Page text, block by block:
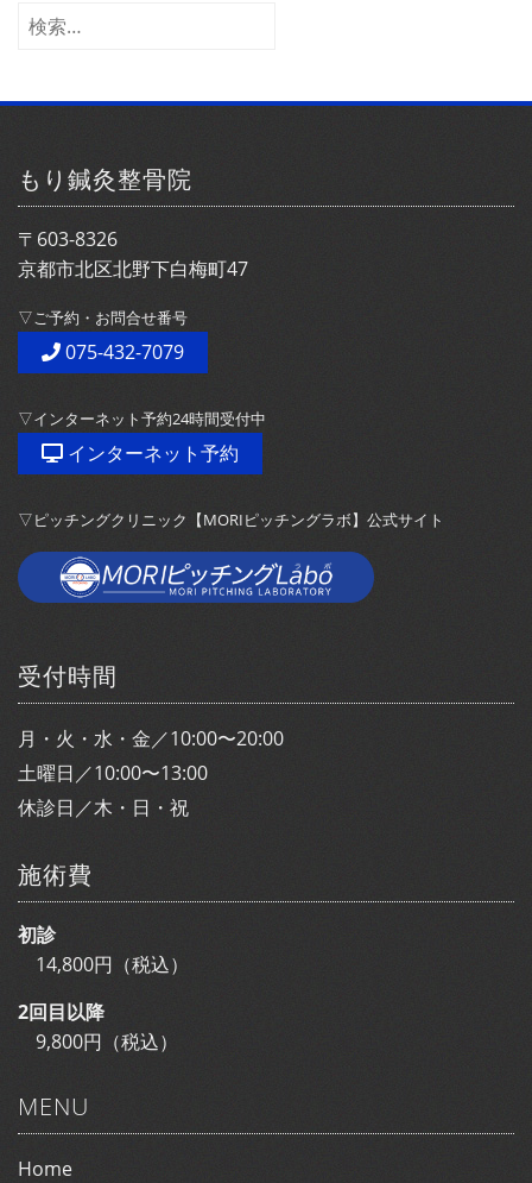
イ
検
もり鍼灸整骨院
〒603-8326
京都市北区北野下白梅町47
▽ご予約・お問合せ番号
075-432-7079
▽インターネット予約24時間受付中
インターネット予約
▽ピッチングクリニック【MORIピッチングラボ】公式サイト
受付時間
月・火・水・金／10:00〜20:00
土曜日／10:00〜13:00
休診日／木・日・祝
施術費
初診
14,800円（税込）
2回目以降
9,800円（税込）
MENU
Home